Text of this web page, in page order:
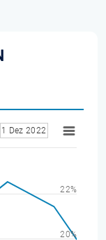
1 Dez 2022
20%
22%